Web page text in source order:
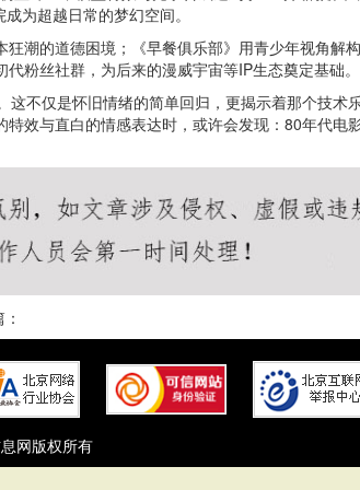
为超越日常的梦幻空间。
潮的道德困境；《早餐俱乐部》用青少年视角解
粉丝社群，为后来的漫威宇宙等IP生态奠定基础。
不仅是怀旧情绪的简单回归，更揭示着那个技术
效与直白的情感表达时，或许会发现：80年代电
网版权所有